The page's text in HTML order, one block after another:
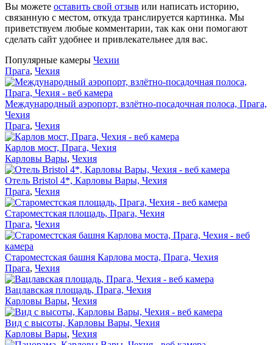
Вы можете оставить свой отзыв или написать историю,
связанную с местом, откуда транслируется картинка. Мы
приветствуем любые комментарии, так как они помогают
сделать сайт удобнее и привлекательнее для вас.
Популярные камеры Чехии
Прага, Чехия
Международный аэропорт, взлётно-посадочная полоса, Прага,
Чехия
Прага, Чехия
Карлов мост, Прага, Чехия
Карловы Вары, Чехия
Отель Bristol 4*, Карловы Вары, Чехия
Прага, Чехия
Староместская площадь, Прага, Чехия
Прага, Чехия
Староместская башня Карлова моста, Прага, Чехия
Прага, Чехия
Вацлавская площадь, Прага, Чехия
Карловы Вары, Чехия
Вид с высоты, Карловы Вары, Чехия
Карловы Вары, Чехия